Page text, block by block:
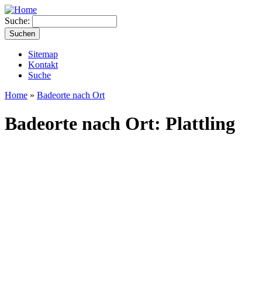
Suche:
Sitemap
Kontakt
Suche
Home » Badeorte nach Ort
Badeorte nach Ort: Plattling